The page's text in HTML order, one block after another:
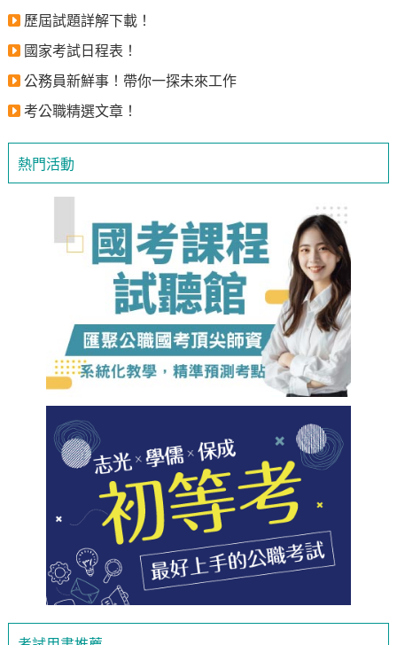
歷屆試題詳解下載！
國家考試日程表！
公務員新鮮事！帶你一探未來工作
考公職精選文章！
熱門活動